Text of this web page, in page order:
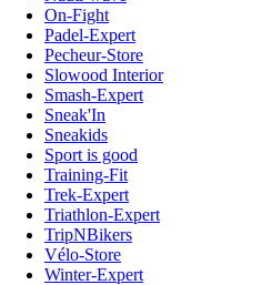
On-Fight
Padel-Expert
Pecheur-Store
Slowood Interior
Smash-Expert
Sneak'In
Sneakids
Sport is good
Training-Fit
Trek-Expert
Triathlon-Expert
TripNBikers
Vélo-Store
Winter-Expert